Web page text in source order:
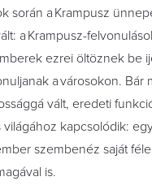
során a Krampusz
a Krampusz-
ezrei öltöznek be
a városokon. Bár
vált, eredeti
világához kapcsolódik:
szembenéz saját
is.